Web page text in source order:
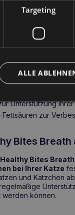
was zu einer
sondern
werden, so
Zahnsteinbildung
Unterstützung
zur
Bites
Healthy Bites
bei Ihrer Katze
und Kätzchen
können.
Targeting
ALLE